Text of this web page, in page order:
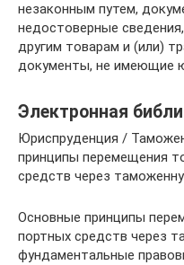
незаконным путем,
недостоверные
другим товарам и (или)
документы, не имеющие
Электронная
Юриспруденция /
принципы перемещения
средств через
Основные принципы
портных средств через
фундаментальные